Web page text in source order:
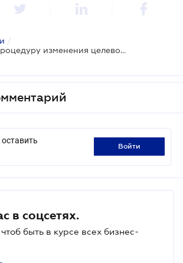
/
Рада упростила процедуру изменения целевого назначения земли для бизнеса
войти
в соцсетях.
быть в курсе всех бизнес-